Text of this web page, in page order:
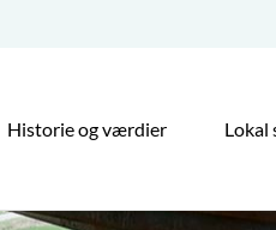
Historie og værdier Lokal